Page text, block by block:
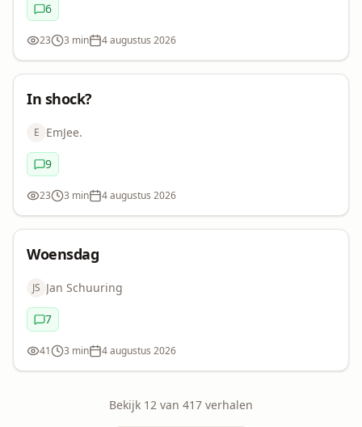
Commentaren:
6
Bekeken:
23Leestijd:
3 minDatum:
4 augustus 2026
In
shock?
In shock?
E EmJee.
Commentaren:
9
Bekeken:
23Leestijd:
3 minDatum:
4 augustus 2026
Woensdag
JS Jan Schuuring
Commentaren:
7
Bekeken:
41Leestijd:
3 minDatum:
4 augustus 2026
Bekijk 12 van 417 verhalen